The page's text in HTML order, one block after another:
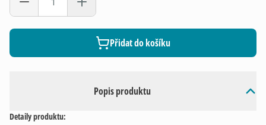
Popis produktu
Detaily produktu:
Přidat do košíku